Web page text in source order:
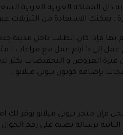
دال المملكة العربية
الاستفادة من التنزيلات
فإذا كان الطلب داخل مدينة
اما عن متوسط مدة الشحن فهي تتطلب
فترة العروض و التخفيضات
بإضافة كوبون بيوتي ميلانو .
فإن متجر بيوتي ميلانو يوفر لك
الثانية برسالة نصية على رقم